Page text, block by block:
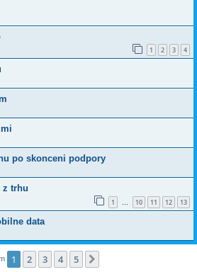
1 2 3 4
po skonceni podpory
z trhu
1 … 10 11 12 13
data
1 2 3 4 5